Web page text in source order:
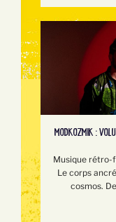
MODKOZMIK :
Musique
Le corps
cosmos.